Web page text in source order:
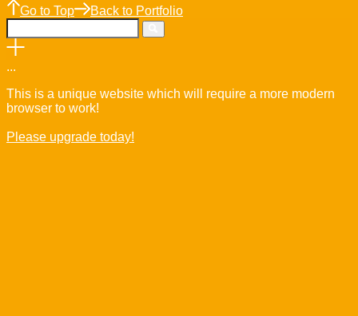
Go to Top Back to Portfolio
...
This is a unique website which will require a more modern
browser to work!
Please upgrade today!